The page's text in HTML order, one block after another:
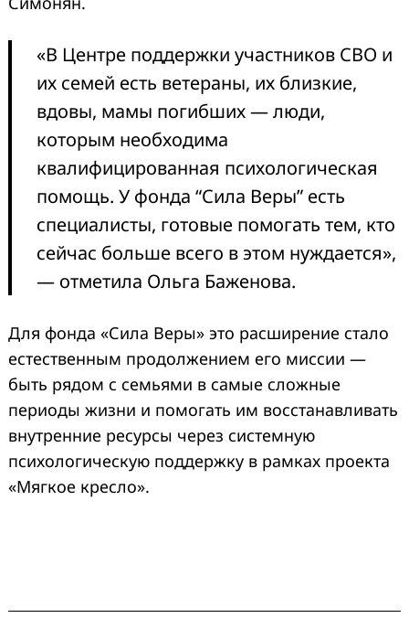
«В Центре поддержки участников СВО и
их семей есть ветераны, их близкие,
вдовы, мамы погибших — люди,
которым необходима
квалифицированная психологическая
помощь. У фонда “Сила Веры” есть
специалисты, готовые помогать тем, кто
сейчас больше всего в этом нуждается»,
— отметила Ольга Баженова.
Для фонда «Сила Веры» это расширение стало
естественным продолжением его миссии —
быть рядом с семьями в самые сложные
периоды жизни и помогать им восстанавливать
внутренние ресурсы через системную
психологическую поддержку в рамках проекта
«Мягкое кресло».